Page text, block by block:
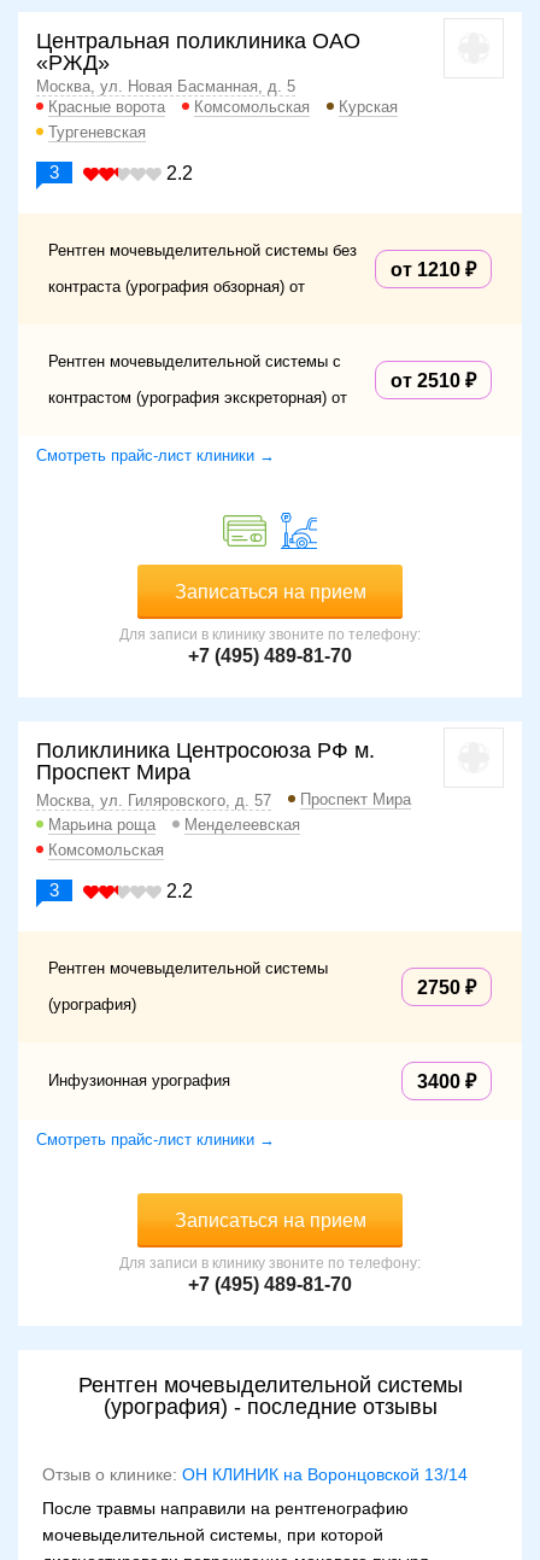
Центральная поликлиника ОАО
«РЖД»
Москва, ул. Новая Басманная, д. 5
Красные ворота
Комсомольская
Курская
Тургеневская
3 2.2
Рентген мочевыделительной системы без
контраста (урография обзорная) от
от 1210
Рентген мочевыделительной системы с
контрастом (урография экскреторная) от
от 2510
Смотреть прайс-лист клиники →
Записаться на прием
Для записи в клинику звоните по телефону:
+7 (495) 489-81-70
Поликлиника Центросоюза РФ м.
Проспект Мира
Москва, ул. Гиляровского, д. 57
Проспект Мира
Марьина роща
Менделеевская
Комсомольская
3 2.2
Рентген мочевыделительной системы
(урография)
2750
Инфузионная урография 3400
Смотреть прайс-лист клиники →
Записаться на прием
Для записи в клинику звоните по телефону:
+7 (495) 489-81-70
Рентген мочевыделительной системы
(урография) - последние отзывы
Отзыв о клинике: ОН КЛИНИК на Воронцовской 13/14
После травмы направили на рентгенографию
мочевыделительной системы, при которой